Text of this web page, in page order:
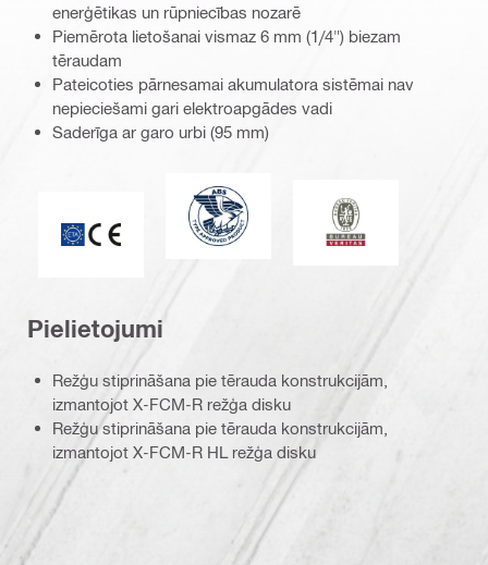
enerģētikas un rūpniecības nozarē
Piemērota lietošanai vismaz 6 mm (1/4") biezam
tēraudam
Pateicoties pārnesamai akumulatora sistēmai nav
nepieciešami gari elektroapgādes vadi
Saderīga ar garo urbi (95 mm)
CE marķējums
American Bureau of Shipping
Bureau Veritas
Pielietojumi
Režģu stiprināšana pie tērauda konstrukcijām,
izmantojot X-FCM-R režģa disku
Režģu stiprināšana pie tērauda konstrukcijām,
izmantojot X-FCM-R HL režģa disku